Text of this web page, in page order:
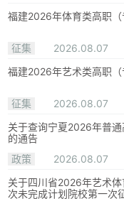
福建2026年体育类高职
征集 2026.08.07
福建2026年艺术类高职
征集 2026.08.07
关于查询宁夏2026年普
的通告
政策
2026.08.07
关于四川省2026年艺术
次未完成计划院校第一次